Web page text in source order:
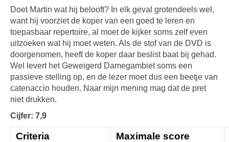
Doet Martin wat hij belooft? In elk geval grotendeels wel,
want hij voorziet de koper van een goed te leren en
toepasbaar repertoire, al moet de kijker soms zelf even
uitzoeken wat hij moet weten. Als de stof van de DVD is
doorgenomen, heeft de koper daar beslist baat bij gehad.
Wel levert het Geweigerd Damegambiet soms een
passieve stelling op, en de lezer moet dus een beetje van
catenaccio houden. Naar mijn mening mag dat de pret
niet drukken.
Cijfer: 7,9
Criteria Maximale score